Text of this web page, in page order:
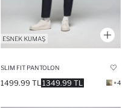
SLIM FIT PANTOLON
1349.99 TL
1499.99 TL +4